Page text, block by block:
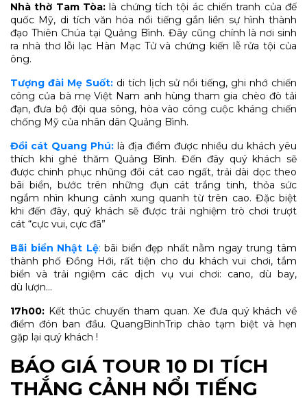
Nhà thờ Tam Tòa: là chứng tích tội ác chiến tranh của đế
quốc Mỹ, di tích văn hóa nổi tiếng gắn liền sự hình thành
đạo Thiên Chúa tại Quảng Bình. Đây cũng chính là nơi sinh
ra nhà thơ lỗi lạc Hàn Mạc Tử và chứng kiến lễ rửa tội của
ông.
Tượng đài Mẹ Suốt:di tích lịch sử nổi tiếng, ghi nhớ chiến
công của bà mẹ Việt Nam anh hùng tham gia chèo đò tải
đạn, đưa bộ đội qua sông, hòa vào công cuộc kháng chiến
chống Mỹ của nhân dân Quảng Bình.
Đồi cát Quang Phú: là địa điểm được nhiều du khách yêu
thích khi ghé thăm Quảng Bình. Đến đây quý khách sẽ
được chinh phục nhũng đồi cát cao ngất, trải dài dọc theo
bãi biển, bước trên những đụn cát trắng tinh, thỏa sức
ngắm nhìn khung cảnh xung quanh từ trên cao. Đặc biệt
khi đến đây, quý khách sẽ được trải nghiệm trò chơi trượt
cát “cực vui, cực đã”
Bãi biển Nhật Lệ: bãi biển đẹp nhất nằm ngay trung tâm
thành phố Đồng Hới, rất tiện cho du khách vui chơi, tắm
biển và trải ngiệm các dịch vụ vui chơi: cano, dù bay,
dù lượn…
17h00: Kết thúc chuyến tham quan. Xe đưa quý khách về
điểm đón ban đầu. QuangBinhTrip chào tạm biệt và hẹn
gặp lại quý khách !
BÁO GIÁ TOUR 10 DI TÍCH
THẮNG CẢNH NỔI TIẾNG